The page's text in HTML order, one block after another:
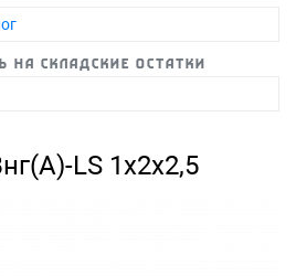
на складские остатки
LS 1х2х2,5